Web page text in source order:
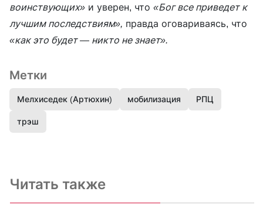
воинствующих» и уверен, что «Бог все приведет к
лучшим последствиям», правда оговариваясь, что
«как это будет — никто не знает».
Метки
Мелхиседек (Артюхин) мобилизация РПЦ
трэш
Читать также